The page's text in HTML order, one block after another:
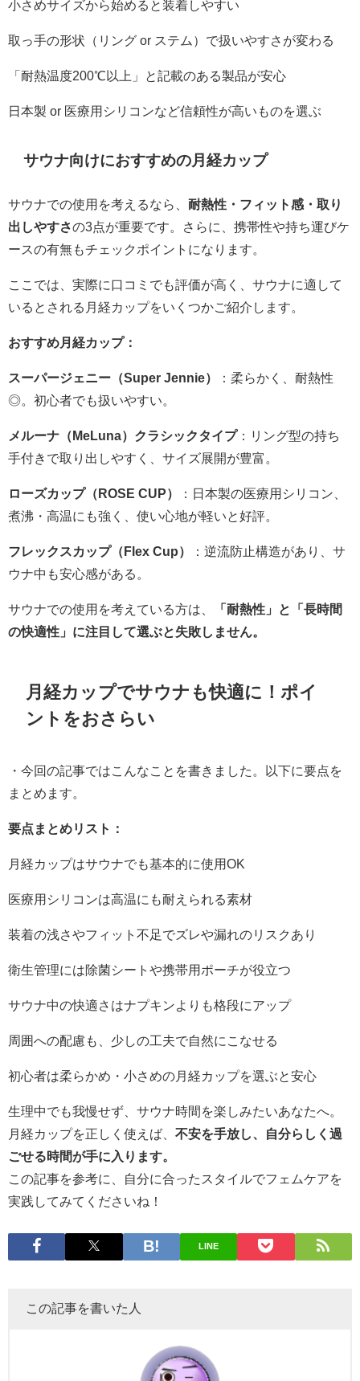
小さめサイズから始めると装着しやすい
取っ手の形状（リング or ステム）で扱いやすさが変わる
「耐熱温度200℃以上」と記載のある製品が安心
日本製 or 医療用シリコンなど信頼性が高いものを選ぶ
サウナ向けにおすすめの月経カップ
サウナでの使用を考えるなら、 耐熱性・フィット感・取り
出しやすさの3点が重要です。さらに、携帯性や持ち運びケ
ースの有無もチェックポイントになります。
ここでは、実際に口コミでも評価が高く、サウナに適して
いるとされる月経カップをいくつかご紹介します。
おすすめ月経カップ：
スーパージェニー（Super Jennie）
：柔らかく、耐熱性
◎。初心者でも扱いやすい。
メルーナ（MeLuna）クラシックタイプ：リング型の持ち
手付きで取り出しやすく、サイズ展開が豊富。
ローズカップ（ROSE CUP）
：日本製の医療用シリコン、
煮沸・高温にも強く、使い心地が軽いと好評。
フレックスカップ（Flex Cup）
：逆流防止構造があり、サ
ウナ中も安心感がある。
サウナでの使用を考えている方は、
「耐熱性」と「長時間
の快適性」に注目して選ぶと失敗しません。
月経カップでサウナも快適に！ポイ
ントをおさらい
・今回の記事ではこんなことを書きました。以下に要点を
まとめます。
要点まとめリスト：
月経カップはサウナでも基本的に使用OK
医療用シリコンは高温にも耐えられる素材
装着の浅さやフィット不足でズレや漏れのリスクあり
衛生管理には除菌シートや携帯用ポーチが役立つ
サウナ中の快適さはナプキンよりも格段にアップ
周囲への配慮も、少しの工夫で自然にこなせる
初心者は柔らかめ・小さめの月経カップを選ぶと安心
生理中でも我慢せず、サウナ時間を楽しみたいあなたへ。
月経カップを正しく使えば、 不安を手放し、自分らしく過
ごせる時間が手に入ります。
この記事を参考に、自分に合ったスタイルでフェムケアを
実践してみてくださいね！
LINE
この記事を書いた人